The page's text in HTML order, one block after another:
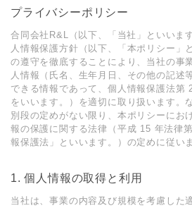
プライバシーポリシー
合同会社R&L（以下、「当社」といいま
⼈情報保護⽅針（以下、「本ポリシー」
の遵守を徹底することにより、当社の事
⼈情報（⽒名、⽣年⽉⽇、その他の記述
できる情報であって、個⼈情報保護法第
をいいます。）を適切に取り扱います。
別段の定めがない限り、本ポリシーにお
報の保護に関する法律（平成 15 年法律
報保護法」といいます。）の定めに従い
1. 個⼈情報の取得と利⽤
当社は、事業の内容及び規模を考慮した